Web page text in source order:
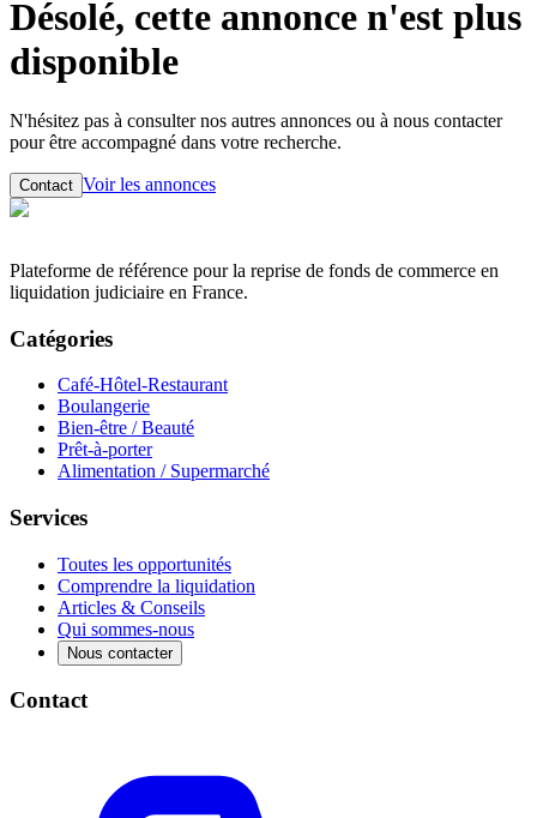
Désolé, cette annonce n'est plus
disponible
N'hésitez pas à consulter nos autres annonces ou à nous contacter
pour être accompagné dans votre recherche.
Contact Voir les annonces
Plateforme de référence pour la reprise de fonds de commerce en
liquidation judiciaire en France.
Catégories
Café-Hôtel-Restaurant
Boulangerie
Bien-être / Beauté
Prêt-à-porter
Alimentation / Supermarché
Services
Toutes les opportunités
Comprendre la liquidation
Articles & Conseils
Qui sommes-nous
Nous contacter
Contact